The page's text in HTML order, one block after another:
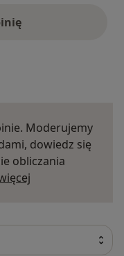
Moderujemy
dowiedz się
obliczania